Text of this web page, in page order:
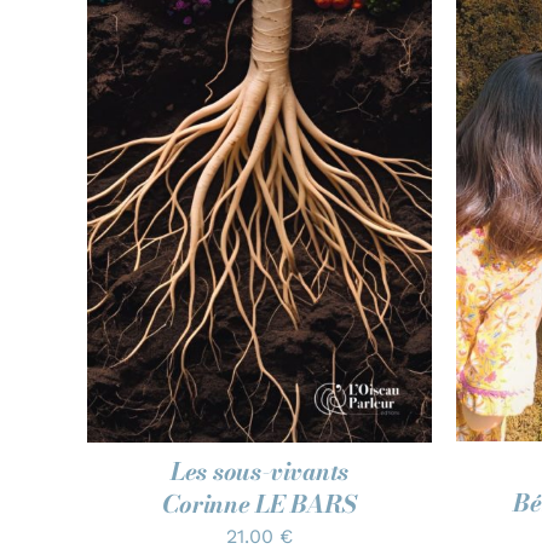
AJOUTER AU PANIER
APERÇU
Les sous-vivants
Corinne LE BARS
21.00 €